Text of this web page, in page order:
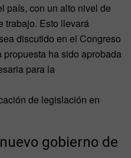
país, con un alto nivel de
trabajo. Esto llevará
discutido en el Congreso
ha sido aprobada
para la
de legislación en
gobierno de